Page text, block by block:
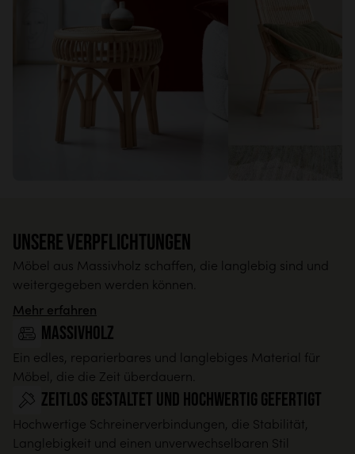
Unsere Verpflichtungen
Möbel aus Massivholz schaffen, die langlebig sind und
weitergegeben werden können.
Mehr erfahren
Massivholz
Ein edles, reparierbares und langlebiges Material für
Möbel, die die Zeit überdauern.
Zeitlos gestaltet und hochwertig gefertigt
Hochwertige Schreinerverbindungen, die Stabilität,
Langlebigkeit und einen unverwechselbaren Stil